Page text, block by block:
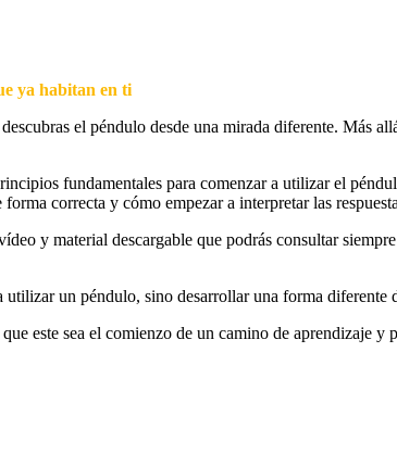
ya habitan en ti
el péndulo desde una mirada diferente. Más
fundamentales para comenzar a utilizar el
correcta y cómo empezar a interpretar las
y material descargable que podrás consultar
un péndulo, sino desarrollar una forma
este sea el comienzo de un camino de aprendizaje y